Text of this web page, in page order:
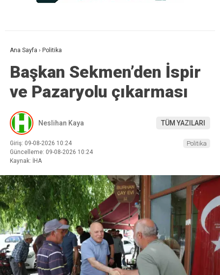
Ana Sayfa › Politika
Başkan Sekmen’den İspir
ve Pazaryolu çıkarması
Neslihan Kaya TÜM YAZILARI
Giriş: 09-08-2026 10:24
Güncelleme: 09-08-2026 10:24
Kaynak: İHA
Politika